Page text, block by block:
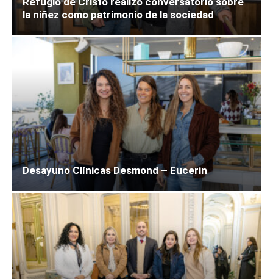
la niñez como patrimonio de la sociedad
Desayuno Clínicas Desmond – Eucerin